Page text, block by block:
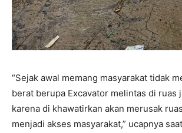
“Sejak awal memang masyarakat tidak
berat berupa Excavator melintas di ruas
karena di khawatirkan akan merusak
menjadi akses masyarakat,” ucapnya